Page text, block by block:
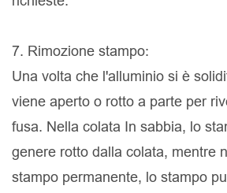
7. Rimozione stampo:
Una volta che l'alluminio si è
viene aperto o rotto a parte per
fusa. Nella colata In sabbia, lo
genere rotto dalla colata, mentre
stampo permanente, lo stampo